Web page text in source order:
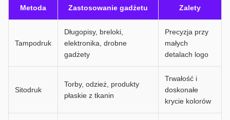
Metoda Zastosowanie gadżetu Zalety
Tampodruk
Długopisy, breloki,
elektronika, drobne
gadżety
Precyzja przy
małych
detalach logo
Sitodruk
Torby, odzież, produkty
płaskie z tkanin
Trwałość i
doskonałe
krycie kolorów